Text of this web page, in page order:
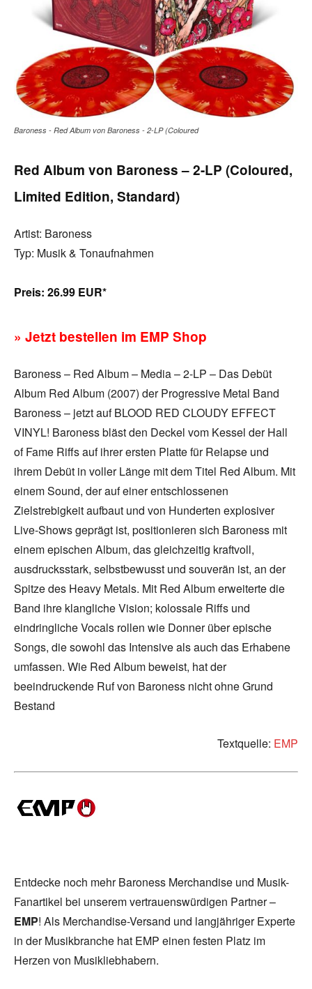
Baroness - Red Album von Baroness - 2-LP (Coloured
Red Album von Baroness – 2-LP (Coloured,
Limited Edition, Standard)
Artist: Baroness
Typ: Musik & Tonaufnahmen
Preis: 26.99 EUR*
» Jetzt bestellen im EMP Shop
Baroness – Red Album – Media – 2-LP – Das Debüt
Album Red Album (2007) der Progressive Metal Band
Baroness – jetzt auf BLOOD RED CLOUDY EFFECT
VINYL! Baroness bläst den Deckel vom Kessel der Hall
of Fame Riffs auf ihrer ersten Platte für Relapse und
ihrem Debüt in voller Länge mit dem Titel Red Album. Mit
einem Sound, der auf einer entschlossenen
Zielstrebigkeit aufbaut und von Hunderten explosiver
Live-Shows geprägt ist, positionieren sich Baroness mit
einem epischen Album, das gleichzeitig kraftvoll,
ausdrucksstark, selbstbewusst und souverän ist, an der
Spitze des Heavy Metals. Mit Red Album erweiterte die
Band ihre klangliche Vision; kolossale Riffs und
eindringliche Vocals rollen wie Donner über epische
Songs, die sowohl das Intensive als auch das Erhabene
umfassen. Wie Red Album beweist, hat der
beeindruckende Ruf von Baroness nicht ohne Grund
Bestand
Textquelle: EMP
Entdecke noch mehr Baroness Merchandise und Musik-
Fanartikel bei unserem vertrauenswürdigen Partner –
EMP! Als Merchandise-Versand und langjähriger Experte
in der Musikbranche hat EMP einen festen Platz im
Herzen von Musikliebhabern.